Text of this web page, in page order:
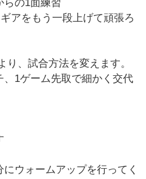
の1面練習
アをもう一段上げて頑張ろ
、試合方法を変えます。
、1ゲーム先取で細かく交代
ウォームアップを行ってく